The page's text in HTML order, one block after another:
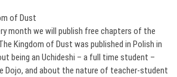
of Dust
month we will publish free chapters of the
Kingdom of Dust was published in Polish in
being an Uchideshi – a full time student –
Dojo, and about the nature of teacher-student